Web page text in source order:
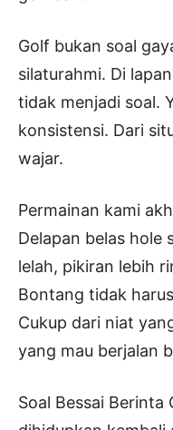
Golf bukan soal
silaturahmi. Di
tidak menjadi soal.
konsistensi. Dari
wajar.
Permainan kami
Delapan belas hole
lelah, pikiran lebih
Bontang tidak
Cukup dari niat
yang mau berjalan
Soal Bessai Berinta